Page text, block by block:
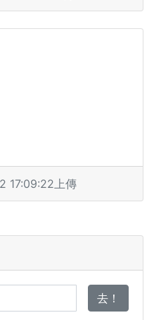
17:09:22上傳
去！